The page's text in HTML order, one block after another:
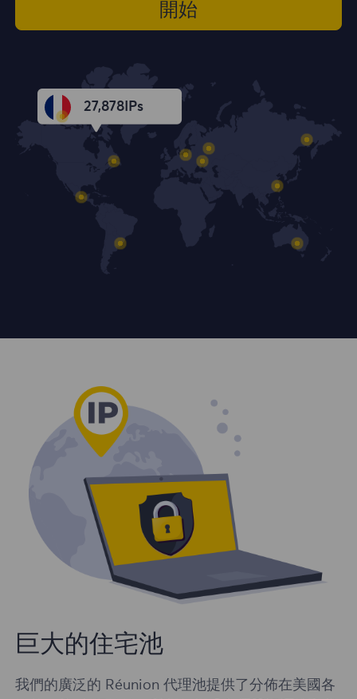
開始
27,879 IPs
巨大的住宅池
我們的廣泛的 Réunion 代理池提供了分佈在美國各